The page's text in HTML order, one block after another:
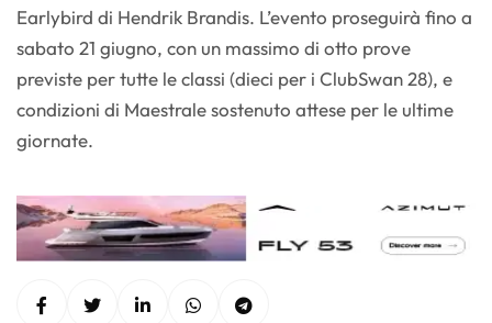
Earlybird di Hendrik Brandis. L’evento proseguirà fino a
sabato 21 giugno, con un massimo di otto prove
previste per tutte le classi (dieci per i ClubSwan 28), e
condizioni di Maestrale sostenuto attese per le ultime
giornate.